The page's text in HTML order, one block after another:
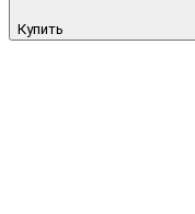
Купить